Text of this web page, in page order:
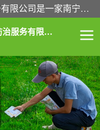
广西亿之豪有害生物防治服务有限公司是一家南宁灭鼠公司、灭蟑螂公司，南宁杀虫公司，南宁除虫公司，南宁灭跳蚤公司，南宁灭白蚁公司，南宁除四害公司,广西亿之豪有害生物防治服务有限公司专业灭蟑螂,除臭虫,其他害虫,服务上门,安全环保,售后保障,一次消杀，竭诚为您服务.
广西亿之豪有害生物防治服务有限公司
南宁灭老鼠
南宁杀虫